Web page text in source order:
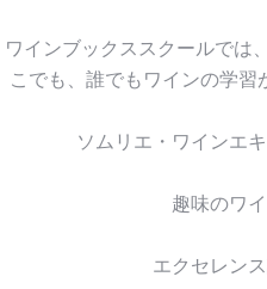
ワインブックススクールでは
こでも、誰でもワインの学習
ソムリエ・ワインエ
趣味のワ
エクセレン